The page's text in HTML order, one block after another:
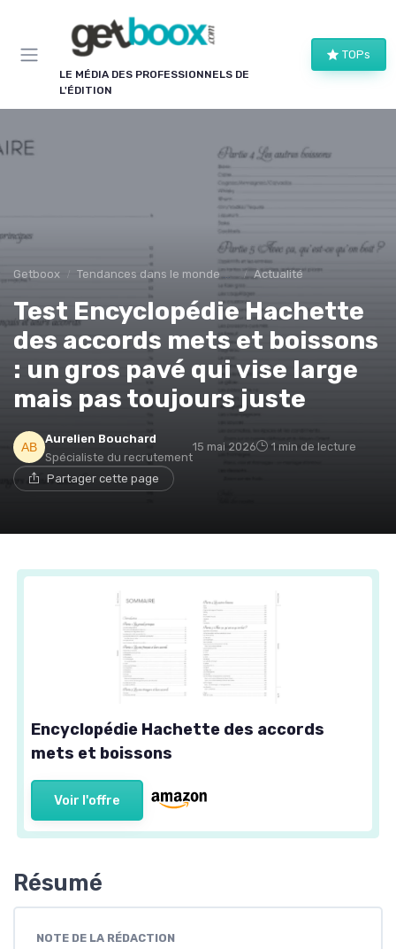
LE MÉDIA DES PROFESSIONNELS DE
L'ÉDITION
TOPs
Getboox Tendances dans le monde du livre Actualité
Test Encyclopédie Hachette
des accords mets et boissons
: un gros pavé qui vise large
mais pas toujours juste
Aurelien Bouchard
Spécialiste du recrutement
15 mai 2026 1 min de lecture
Partager cette page
Encyclopédie Hachette des accords
mets et boissons
Voir l'offre
Résumé
NOTE DE LA RÉDACTION